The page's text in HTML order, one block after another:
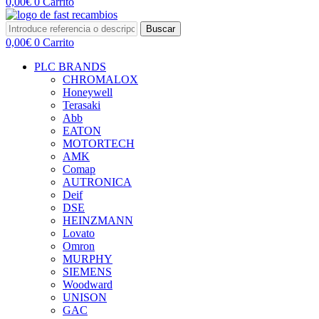
Buscar
0,00€ 0 Carrito
PLC BRANDS
CHROMALOX
Honeywell
Terasaki
Abb
EATON
MOTORTECH
AMK
Comap
AUTRONICA
Deif
DSE
HEINZMANN
Lovato
Omron
MURPHY
SIEMENS
Woodward
UNISON
GAC